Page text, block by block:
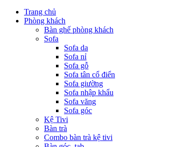
Trang chủ
Phòng khách
Bàn ghế phòng khách
Sofa
Sofa da
Sofa nỉ
Sofa gỗ
Sofa tân cổ điển
Sofa giường
Sofa nhập khẩu
Sofa văng
Sofa góc
Kệ Tivi
Bàn trà
Combo bàn trà kệ tivi